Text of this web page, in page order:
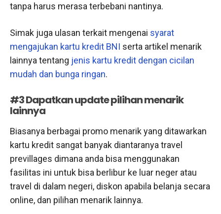
tanpa harus merasa terbebani nantinya.
Simak juga ulasan terkait mengenai syarat
mengajukan kartu kredit BNI serta artikel menarik
lainnya tentang jenis kartu kredit dengan cicilan
mudah dan bunga ringan.
#3 Dapatkan update pilihan menarik
lainnya
Biasanya berbagai promo menarik yang ditawarkan
kartu kredit sangat banyak diantaranya travel
previllages dimana anda bisa menggunakan
fasilitas ini untuk bisa berlibur ke luar neger atau
travel di dalam negeri, diskon apabila belanja secara
online, dan pilihan menarik lainnya.